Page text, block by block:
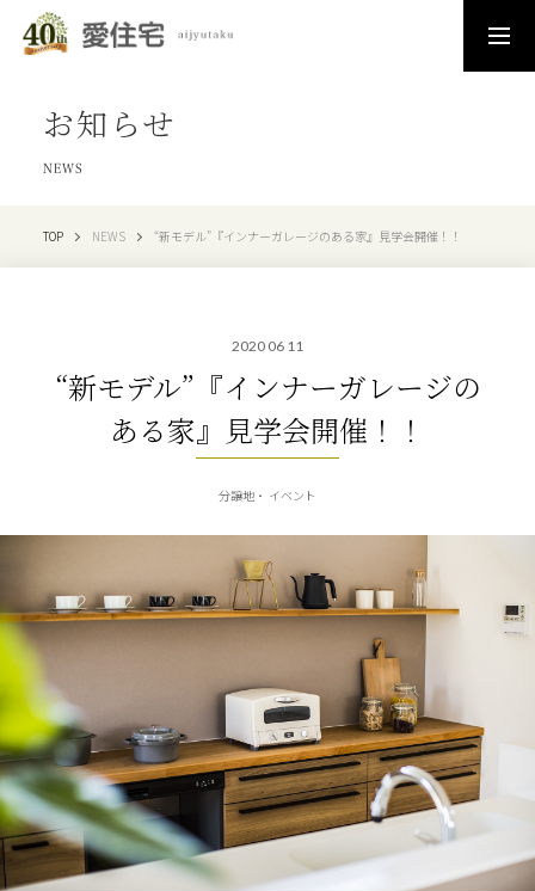
お知らせ
NEWS
TOP NEWS “新モデル”『インナーガレージのある家』見学会開催！！
2020 06 11
“新モデル”『インナーガレージの
ある家』見学会開催！！
分譲地 イベント